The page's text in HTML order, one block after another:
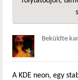
Beküldte
A KDE neon, egy